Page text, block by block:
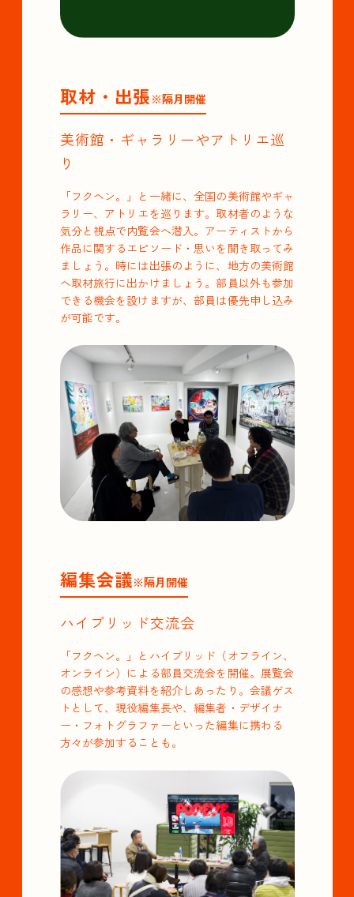
取材・出張※隔月開催
美術館・ギャラリーやアトリエ巡
り
「フクヘン。」と一緒に、全国の美術館やギャ
ラリー、アトリエを巡ります。取材者のような
気分と視点で内覧会へ潜入。アーティストから
作品に関するエピソード・思いを聞き取ってみ
ましょう。時には出張のように、地方の美術館
へ取材旅行に出かけましょう。部員以外も参加
できる機会を設けますが、部員は優先申し込み
が可能です。
編集会議※隔月開催
ハイブリッド交流会
「フクヘン。」とハイブリッド（オフライン、
オンライン）による部員交流会を開催。展覧会
の感想や参考資料を紹介しあったり。会議ゲス
トとして、現役編集長や、編集者・デザイナ
ー・フォトグラファーといった編集に携わる
方々が参加することも。